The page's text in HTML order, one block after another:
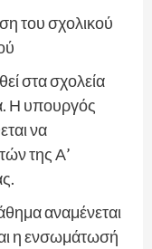
του σχολικού
στα σχολεία
Η υπουργός
να
της Α’
αναμένεται
η ενσωμάτωσή